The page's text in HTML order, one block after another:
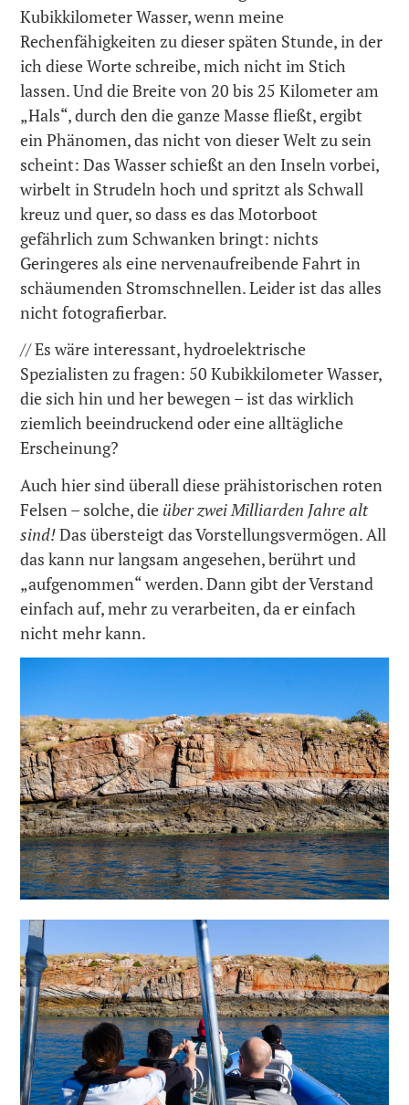
Kubikkilometer Wasser, wenn meine
Rechenfähigkeiten zu dieser späten Stunde, in der
ich diese Worte schreibe, mich nicht im Stich
lassen. Und die Breite von 20 bis 25 Kilometer am
„Hals“, durch den die ganze Masse fließt, ergibt
ein Phänomen, das nicht von dieser Welt zu sein
scheint: Das Wasser schießt an den Inseln vorbei,
wirbelt in Strudeln hoch und spritzt als Schwall
kreuz und quer, so dass es das Motorboot
gefährlich zum Schwanken bringt: nichts
Geringeres als eine nervenaufreibende Fahrt in
schäumenden Stromschnellen. Leider ist das alles
nicht fotografierbar.
// Es wäre interessant, hydroelektrische
Spezialisten zu fragen: 50 Kubikkilometer Wasser,
die sich hin und her bewegen – ist das wirklich
ziemlich beeindruckend oder eine alltägliche
Erscheinung?
Auch hier sind überall diese prähistorischen roten
Felsen – solche, die über zwei Milliarden Jahre alt
sind!Das übersteigt das Vorstellungsvermögen. All
das kann nur langsam angesehen, berührt und
„aufgenommen“ werden. Dann gibt der Verstand
einfach auf, mehr zu verarbeiten, da er einfach
nicht mehr kann.